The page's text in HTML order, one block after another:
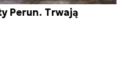
Perun. Trwają